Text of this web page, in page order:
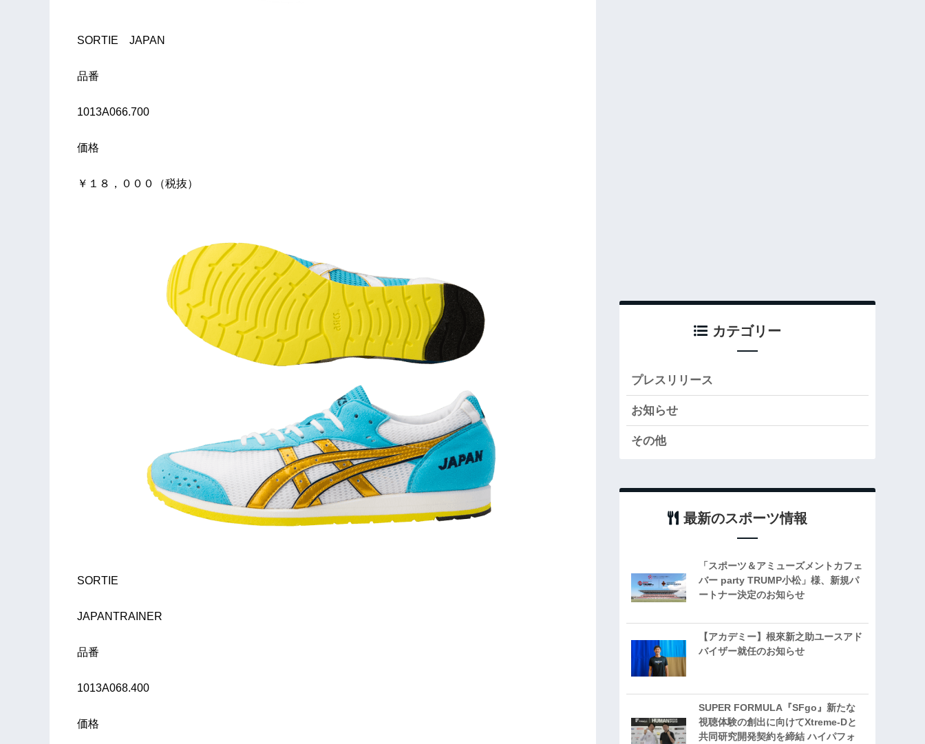
SORTIE JAPAN
品番
1013A066.700
価格
￥１８，０００（税抜）
SORTIE
JAPANTRAINER
品番
1013A068.400
価格
カテゴリー
プレスリリース
お知らせ
その他
最新のスポーツ情報
「スポーツ＆アミューズメントカフェ
バー party TRUMP小松」様、新規パ
ートナー決定のお知らせ
【アカデミー】根來新之助ユースアド
バイザー就任のお知らせ
SUPER FORMULA『SFgo』新たな
視聴体験の創出に向けてXtreme-Dと
共同研究開発契約を締結 ハイパフォ